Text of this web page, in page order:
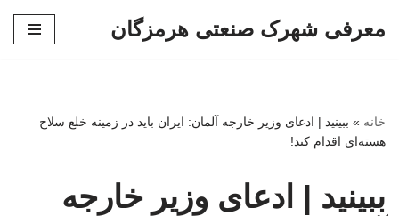
معرفی شهرک صنعتی هرمزگان
خانه » ببینید | ادعای وزیر خارجه آلمان: ایران باید در زمینه خلع سلاح
هسته‌ای اقدام کند!
ببینید | ادعای وزیر خارجه